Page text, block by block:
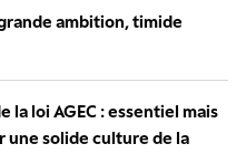
ambition, timide
la loi AGEC : essentiel mais
une solide culture de la